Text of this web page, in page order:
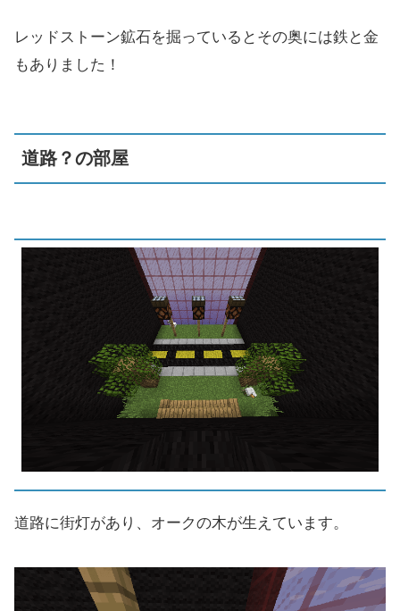
レッドストーン鉱石を掘っているとその奥には鉄と金
もありました！
道路？の部屋
道路に街灯があり、オークの木が生えています。